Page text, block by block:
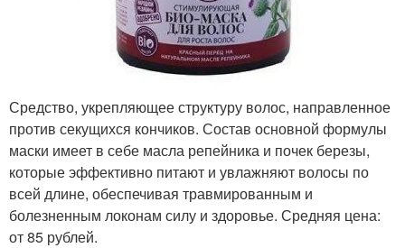
Средство, укрепляющее структуру волос, направленное
против секущихся кончиков. Состав основной формулы
маски имеет в себе масла репейника и почек березы,
которые эффективно питают и увлажняют волосы по
всей длине, обеспечивая травмированным и
болезненным локонам силу и здоровье. Средняя цена:
от 85 рублей.